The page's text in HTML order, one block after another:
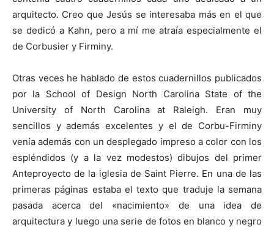
arquitecto. Creo que Jesús se interesaba más en el que
se dedicó a Kahn, pero a mí me atraía especialmente el
de Corbusier y Firminy.
Otras veces he hablado de estos cuadernillos publicados
por la School of Design North Carolina State of the
University of North Carolina at Raleigh. Eran muy
sencillos y además excelentes y el de Corbu-Firminy
venía además con un desplegado impreso a color con los
espléndidos (y a la vez modestos) dibujos del primer
Anteproyecto de la iglesia de Saint Pierre. En una de las
primeras páginas estaba el texto que traduje la semana
pasada acerca del «nacimiento» de una idea de
arquitectura y luego una serie de fotos en blanco y negro